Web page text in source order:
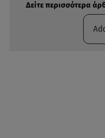
Δείτε περισσότερα